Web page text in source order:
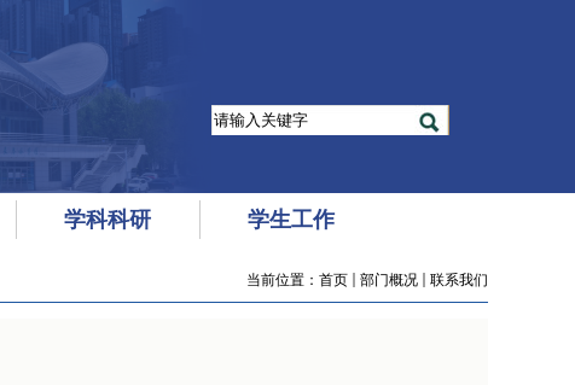
学科科研 学生工作
当前位置： 首页 部门概况 联系我们